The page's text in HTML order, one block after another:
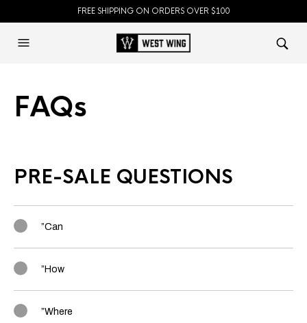
FREE SHIPPING ON ORDERS OVER $100
FAQs
PRE-SALE QUESTIONS
”Can
”How
”Where